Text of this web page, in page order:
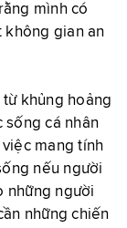
mình có
không gian an
khủng hoảng
sống cá nhân
mang tính
nếu người
những người
những chiến